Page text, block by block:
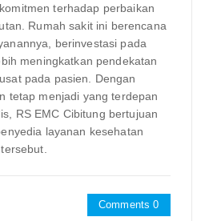
terhadap perbaikan
Rumah sakit ini berencana
berinvestasi pada
meningkatkan pendekatan
pada pasien. Dengan
tetap menjadi yang terdepan
RS EMC Cibitung bertujuan
layanan kesehatan
Comments 0